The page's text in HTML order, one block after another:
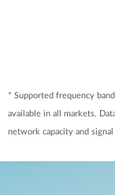
* Supported frequency
available in all markets.
network capacity and